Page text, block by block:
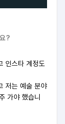
?
인스타 계정도
저는 예술 분야
가야 했습니